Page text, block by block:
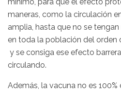
maneras, como la circulación
amplia, hasta que no se
en toda la población del orden
y se consiga ese efecto
circulando.
Además, la vacuna no es